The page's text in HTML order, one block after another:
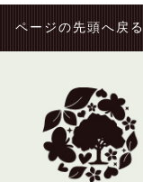
ページの先頭へ戻る